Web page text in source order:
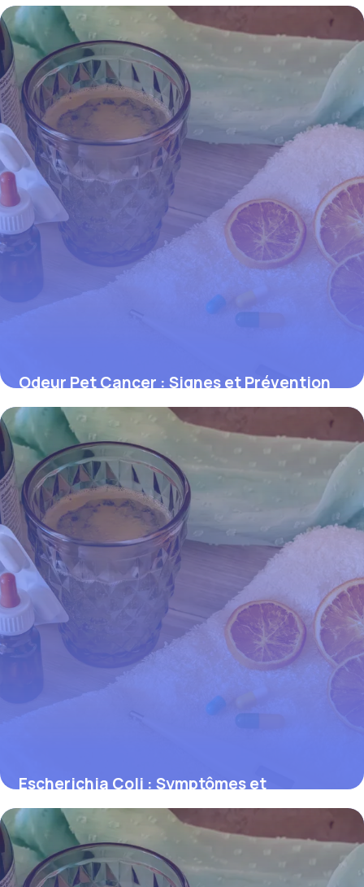
2 juin 2026
Odeur Pet Cancer : Signes et Prévention
1 juin 2026
Escherichia Coli : Symptômes et
Prévention
31 mai 2026